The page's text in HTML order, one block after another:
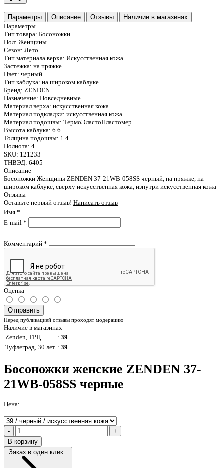
Параметры Описание Отзывы
Наличие в магазинах
Параметры
Тип товара: Босоножки
Пол: Женщины
Сезон: Лето
Тип материала верха: Искусственная кожа
Застежка: на пряжке
Цвет: черный
Тип каблука: на широком каблуке
Бренд: ZENDEN
Назначение: Повседневные
Материал верха: искусственная кожа
Материал подкладки: искусственная кожа
Материал подошвы: ТермоЭластоПластомер
Высота каблука: 6.6
Толщина подошвы: 1.4
Полнота: 4
SKU: 121233
ТНВЭД: 6405
Описание
Босоножки Женщины ZENDEN 37-21WB-058SS черный, на пряжке, на
широком каблуке, сверху искусственная кожа, изнутри искусственная кожа
Отзывы
Оставьте первый отзыв! Написать отзыв
Имя *
E-mail *
Комментарий *
Оценка
Отправить
Перед публикацией отзывы проходят модерацию
Наличие в магазинах
Zenden, ТРЦ
: 39
Туфлеград, 30 лет : 39
Босоножки женские ZENDEN 37-
21WB-058SS черные
Цена:
-
+
В корзину
Заказ в один клик